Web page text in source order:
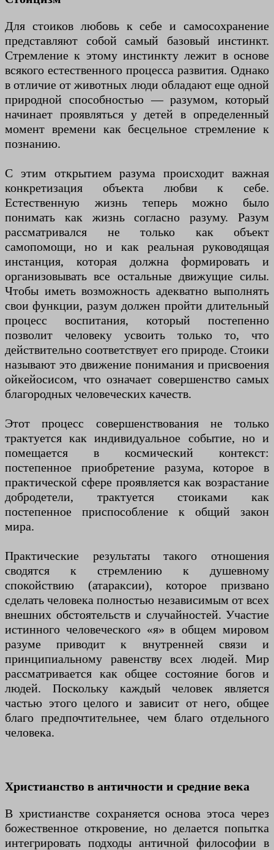
Для стоиков любовь к себе и самосохранение
представляют собой самый базовый инстинкт.
Стремление к этому инстинкту лежит в основе
всякого естественного процесса развития. Однако
в отличие от животных люди обладают еще одной
природной способностью — разумом, который
начинает проявляться у детей в определенный
момент времени как бесцельное стремление к
познанию.
С этим открытием разума происходит важная
конкретизация объекта любви к себе.
Естественную жизнь теперь можно было
понимать как жизнь согласно разуму. Разум
рассматривался не только как объект
самопомощи, но и как реальная руководящая
инстанция, которая должна формировать и
организовывать все остальные движущие силы.
Чтобы иметь возможность адекватно выполнять
свои функции, разум должен пройти длительный
процесс воспитания, который постепенно
позволит человеку усвоить только то, что
действительно соответствует его природе. Стоики
называют это движение понимания и присвоения
ойкейосисом, что означает совершенство самых
благородных человеческих качеств.
Этот процесс совершенствования не только
трактуется как индивидуальное событие, но и
помещается в космический контекст:
постепенное приобретение разума, которое в
практической сфере проявляется как возрастание
добродетели, трактуется стоиками как
постепенное приспособление к общий закон
мира.
Практические результаты такого отношения
сводятся к стремлению к душевному
спокойствию (атараксии), которое призвано
сделать человека полностью независимым от всех
внешних обстоятельств и случайностей. Участие
истинного человеческого «я» в общем мировом
разуме приводит к внутренней связи и
принципиальному равенству всех людей. Мир
рассматривается как общее состояние богов и
людей. Поскольку каждый человек является
частью этого целого и зависит от него, общее
благо предпочтительнее, чем благо отдельного
человека.
Христианство в античности и средние века
В христианстве сохраняется основа этоса через
божественное откровение, но делается попытка
интегрировать подходы античной философии в